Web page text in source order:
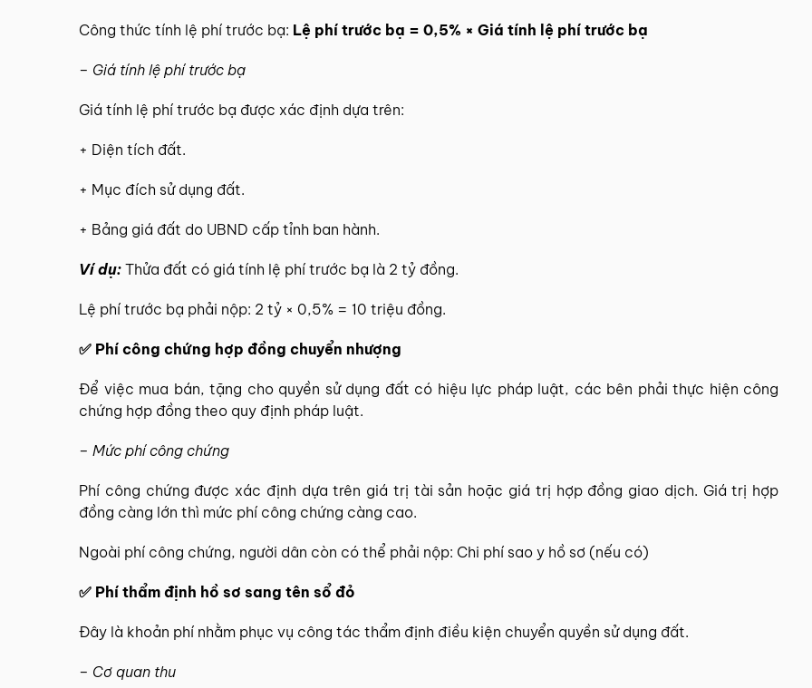
Công thức tính lệ phí trước bạ: Lệ phí trước bạ = 0,5% × Giá tính lệ phí trước bạ
– Giá tính lệ phí trước bạ
Giá tính lệ phí trước bạ được xác định dựa trên:
+ Diện tích đất.
+ Mục đích sử dụng đất.
+ Bảng giá đất do UBND cấp tỉnh ban hành.
Ví dụ: Thửa đất có giá tính lệ phí trước bạ là 2 tỷ đồng.
Lệ phí trước bạ phải nộp: 2 tỷ × 0,5% = 10 triệu đồng.
✅ Phí công chứng hợp đồng chuyển nhượng
Để việc mua bán, tặng cho quyền sử dụng đất có hiệu lực pháp luật, các bên phải thực hiện công
chứng hợp đồng theo quy định pháp luật.
– Mức phí công chứng
Phí công chứng được xác định dựa trên giá trị tài sản hoặc giá trị hợp đồng giao dịch. Giá trị hợp
đồng càng lớn thì mức phí công chứng càng cao.
Ngoài phí công chứng, người dân còn có thể phải nộp: Chi phí sao y hồ sơ (nếu có)
✅ Phí thẩm định hồ sơ sang tên sổ đỏ
Đây là khoản phí nhằm phục vụ công tác thẩm định điều kiện chuyển quyền sử dụng đất.
– Cơ quan thu